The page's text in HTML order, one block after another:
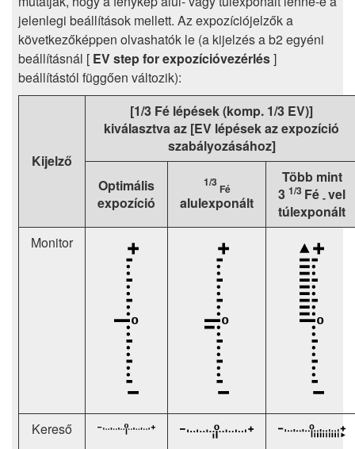
jelenlegi beállítások mellett. Az expozíciójelzők a
következőképpen olvashatók le (a kijelzés a b2 egyéni
beállításnál [ EV step for expozícióvezérlés]
beállítástól függően változik):
Kijelző
[1/3 Fé lépések (komp. 1/3 EV)]
kiválasztva az [EV lépések az expozíció
szabályozásához]
Optimális
expozíció
1/3 Fé
alulexponált
Több mint
3 1/3 Fé -vel
túlexponált
Monitor
Kereső